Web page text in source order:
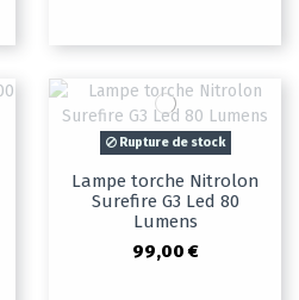
Rupture de stock
Lampe torche Nitrolon
Surefire G3 Led 80
Lumens
99,00 €